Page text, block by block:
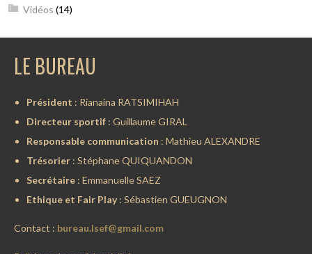
Vidéos (14)
LE BUREAU
Président : Rianaina RATSIMIHAH
Directeur sportif: Guillaume GIRAL
Responsable communication : Mathieu ALEXANDRE
Trésorier : Stéphane QUIQUANDON
Secrétaire: Emmanuelle SAEZ
Ethique et Fair Play: Sébastien GUEUGNON
Contact : bureau.lsef@gmail.com